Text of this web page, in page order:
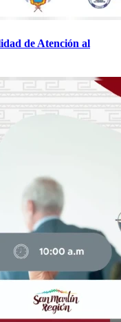
de Atención al